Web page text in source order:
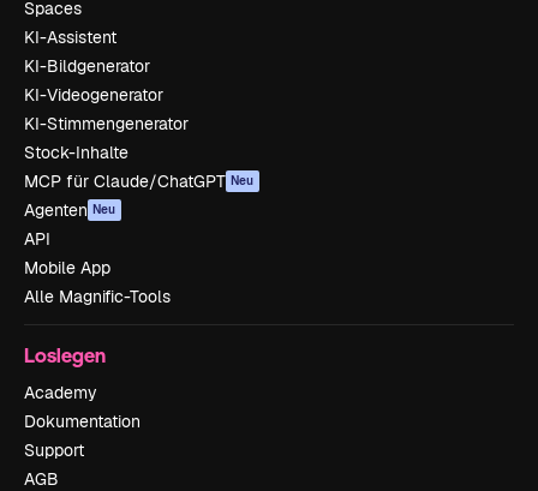
Spaces
KI-Assistent
KI-Bildgenerator
KI-Videogenerator
KI-Stimmengenerator
Stock-Inhalte
MCP für Claude/ChatGPT Neu
Agenten Neu
API
Mobile App
Alle Magnific-Tools
Loslegen
Academy
Dokumentation
Support
AGB